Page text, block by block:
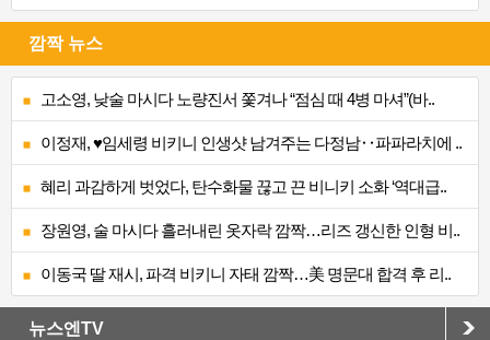
깜짝 뉴스
고소영, 낮술 마시다 노량진서 쫓겨나 “점심 때 4병 마셔”(바..
이정재, ♥임세령 비키니 인생샷 남겨주는 다정남‥파파라치에 ..
혜리 과감하게 벗었다, 탄수화물 끊고 끈 비니키 소화 ‘역대급..
장원영, 술 마시다 흘러내린 옷자락 깜짝…리즈 갱신한 인형 비..
이동국 딸 재시, 파격 비키니 자태 깜짝…美 명문대 합격 후 리..
뉴스엔TV